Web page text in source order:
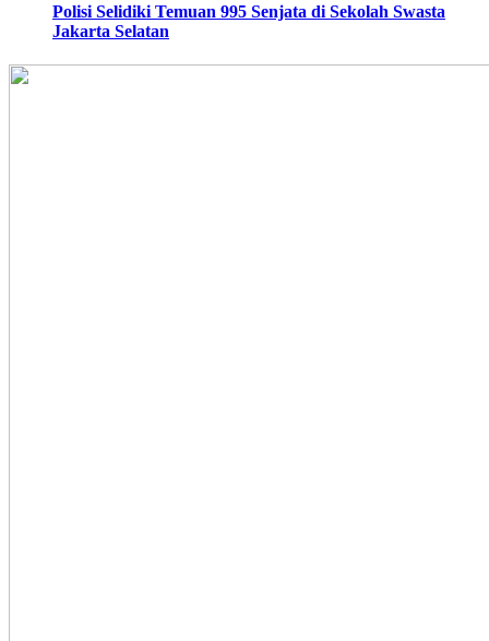
Polisi Selidiki Temuan 995 Senjata di Sekolah Swasta
Jakarta Selatan